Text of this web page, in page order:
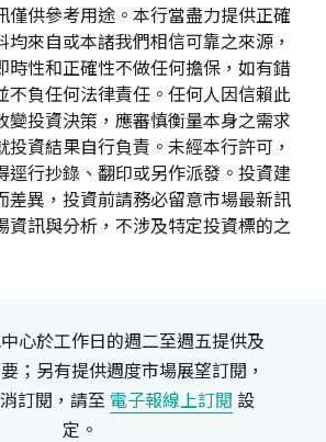
僅供參考用途。本行當盡力提供正確
均來自或本諸我們相信可靠之來源，
時性和正確性不做任何擔保，如有錯
不負任何法律責任。任何人因信賴此
變投資決策，應審慎衡量本身之需求
資結果自行負責。未經本行許可，
逕行抄錄、翻印或另作派發。投資建
差異，投資前請務必留意市場最新訊
資訊與分析，不涉及特定投資標的之
心於工作日的週二至週五提供及
；另有提供週度市場展望訂閱，
訂閱，請至 電子報線上訂閱 設
定。